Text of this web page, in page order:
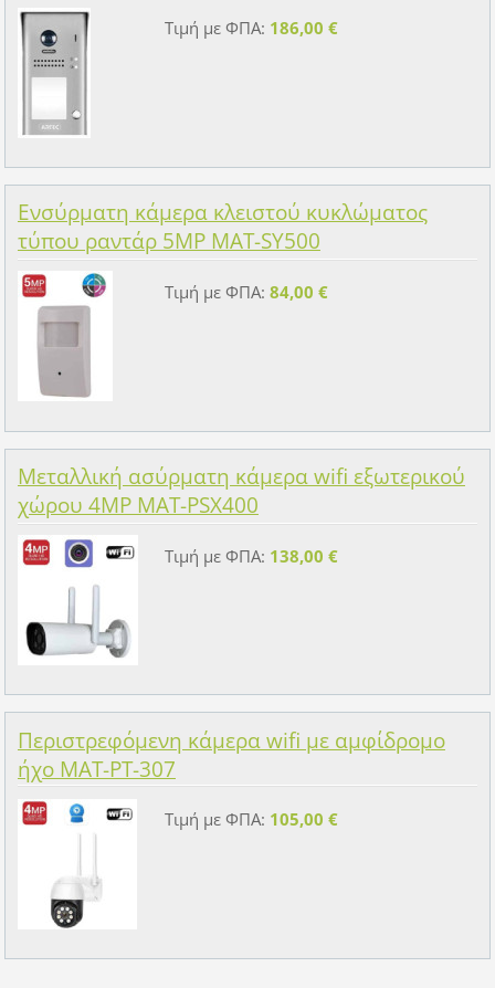
Τιμή με ΦΠΑ: 186,00 €
Ενσύρματη κάμερα κλειστού κυκλώματος
τύπου ραντάρ 5MP MAT-SY500
Τιμή με ΦΠΑ: 84,00 €
Μεταλλική ασύρματη κάμερα wifi εξωτερικού
χώρου 4MP MAT-PSX400
Τιμή με ΦΠΑ: 138,00 €
Περιστρεφόμενη κάμερα wifi με αμφίδρομο
ήχο MAT-PT-307
Τιμή με ΦΠΑ: 105,00 €